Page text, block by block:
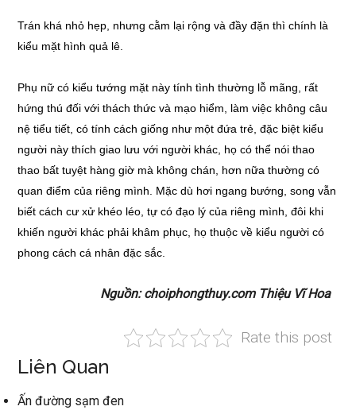
Trán khá nhỏ hẹp, nhưng cằm lại rộng và đầy đặn thì chính là
kiểu mặt hình quả lê.
Phụ nữ có kiểu tướng mặt này tính tình thường lỗ mãng, rất
hứng thú đối với thách thức và mạo hiểm, làm việc không câu
nệ tiểu tiết, có tính cách giống như một đứa trẻ, đặc biệt kiểu
người này thích giao lưu với người khác, họ có thể nói thao
thao bất tuyệt hàng giờ mà không chán, hơn nữa thường có
quan điểm của riêng mình. Mặc dù hơi ngang bướng, song vẫn
biết cách cư xử khéo léo, tự có đạo lý của riêng mình, đôi khi
khiến người khác phải khâm phục, họ thuộc về kiểu người có
phong cách cá nhân đặc sắc.
Nguồn: choiphongthuy.com Thiệu Vĩ Hoa
Rate this post
Liên Quan
Ấn đường sạm đen